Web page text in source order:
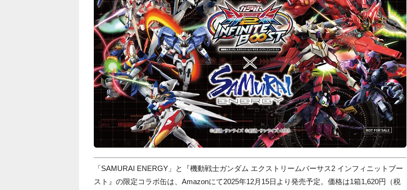
「SAMURAI ENERGY」と『機動戦士ガンダム エクストリームバーサス2 インフィニットブー
スト』の限定コラボ缶は、Amazonにて2025年12月15日より発売予定。価格は1箱1,620円（税